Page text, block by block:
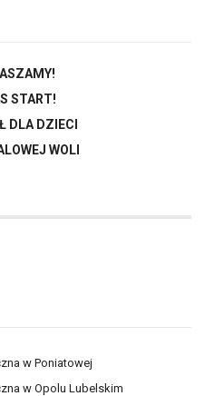
START!
DLA DZIECI
WOLI
w Poniatowej
w Opolu Lubelskim